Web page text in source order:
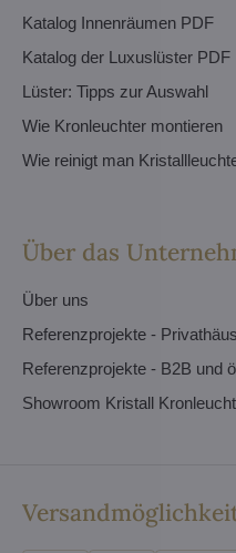
Katalog Innenräumen PDF
Katalog der Luxuslüster PDF
Lüster: Tipps zur Auswahl
Wie Kronleuchter montieren
Wie reinigt man
Über das
Über uns
Referenzprojekte -
Referenzprojekte - B2B und
Showroom Kristall